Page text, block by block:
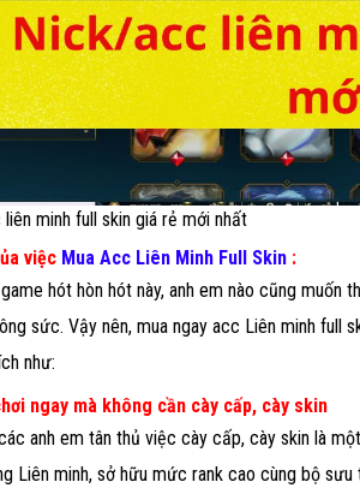
minh full skin giá rẻ mới nhất
việc Mua Acc Liên Minh Full Skin :
hót hòn hót này, anh em nào cũng muốn
sức. Vậy nên, mua ngay acc Liên minh full
như:
ngay mà không cần cày cấp, cày skin
anh em tân thủ việc cày cấp, cày skin là
Liên minh, sở hữu mức rank cao cùng bộ